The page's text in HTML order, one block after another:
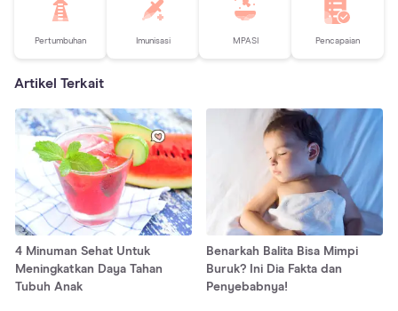
Pertumbuhan Imunisasi MPASI Pencapaian
Artikel Terkait
4 Minuman Sehat Untuk
Meningkatkan Daya Tahan
Tubuh Anak
Benarkah Balita Bisa Mimpi
Buruk? Ini Dia Fakta dan
Penyebabnya!